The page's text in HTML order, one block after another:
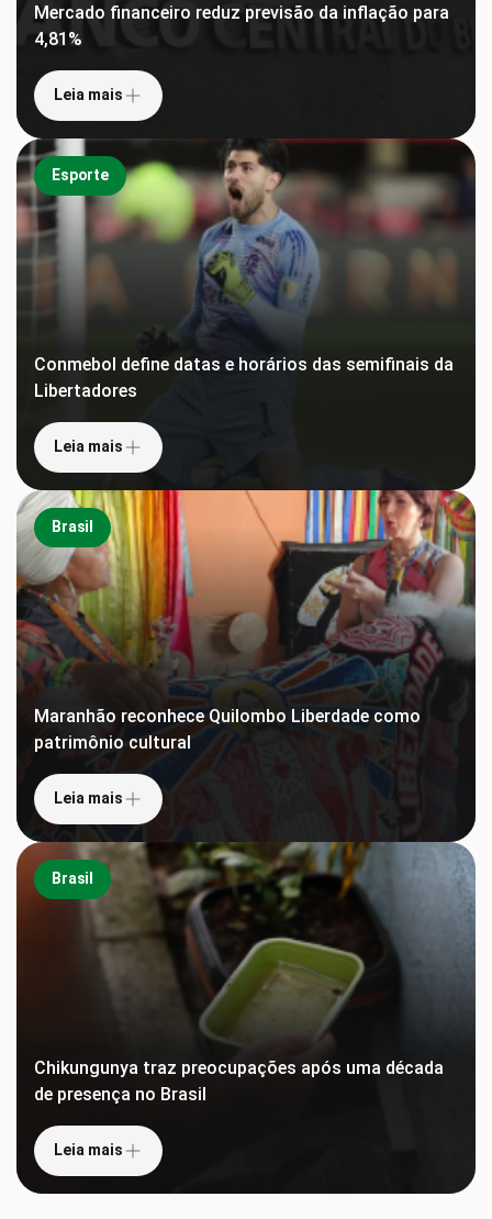
Mercado financeiro reduz previsão da inflação para
4,81%
Leia mais
Esporte
Conmebol define datas e horários das semifinais da
Libertadores
Leia mais
Brasil
Maranhão reconhece Quilombo Liberdade como
patrimônio cultural
Leia mais
Brasil
Chikungunya traz preocupações após uma década
de presença no Brasil
Leia mais